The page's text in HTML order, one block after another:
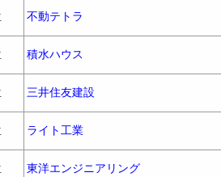
不動テトラ
積水ハウス
三井住友建設
ライト工業
東洋エンジニアリング